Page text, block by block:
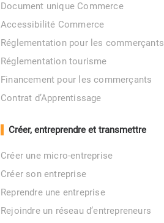
Document unique Commerce
Accessibilité Commerce
Réglementation pour les commerçants
Réglementation tourisme
Financement pour les commerçants
Contrat d’Apprentissage
Créer, entreprendre et transmettre
Créer une micro-entreprise
Créer son entreprise
Reprendre une entreprise
Rejoindre un réseau d’entrepreneurs